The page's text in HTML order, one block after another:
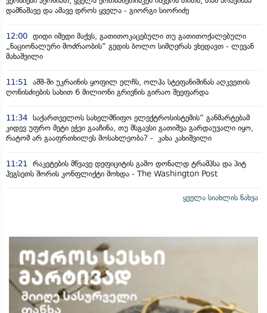
დამნაშავე და ამავე დროს ყველა - გიორგი სიორიძე
12:00 დიდი იმედი მაქვს, გათითოკაცებული თუ გათითოქალებული
„ნაციონალური მოძრაობის“ გედის ბოლო სიმღერას ვხედავთ - ლევან
მახაშვილი
11:51 აშშ-ში უკრაინის ყოფილ ელჩს, ოლჰა სტეფანიშინას აღკვეთის
ღონისძიების სახით 6 მილიონი გრივნის გირაო შეეფარდა
11:34 საქართველოს სახელმწიფო ელექტროსისტემის“ განმარტებამ
კიდევ უფრო მეტი ეჭვი გააჩინა, თუ მსგავსი გათიშვა გარდაუვალი იყო,
რატომ არ გააფრთხილეს მოსახლეობა? - კახა კახიშვილი
11:21 რაკეტების მწვავე დეფიციტის გამო დონალდ ტრამპსა და პიტ
ჰეგსეთს შორის კონფლიქტი მოხდა - The Washington Post
ყველა სიახლის ნახვა